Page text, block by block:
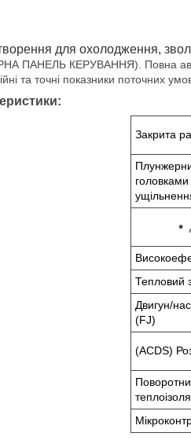
для охолодження,
ПАНЕЛЬ КЕРУВАННЯ). Повна
та точні показники поточних
Закрита
Тепловий
Двигун/
(FJ)
(ACDS)